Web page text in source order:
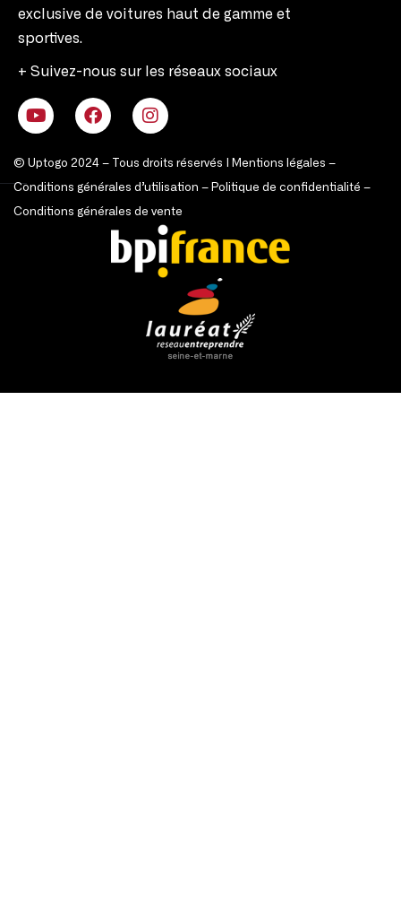
exclusive de voitures haut de gamme et
sportives.
+ Suivez-nous sur les réseaux sociaux
© Uptogo 2024 – Tous droits réservés | Mentions légales –
Conditions générales d’utilisation – Politique de confidentialité –
Conditions générales de vente